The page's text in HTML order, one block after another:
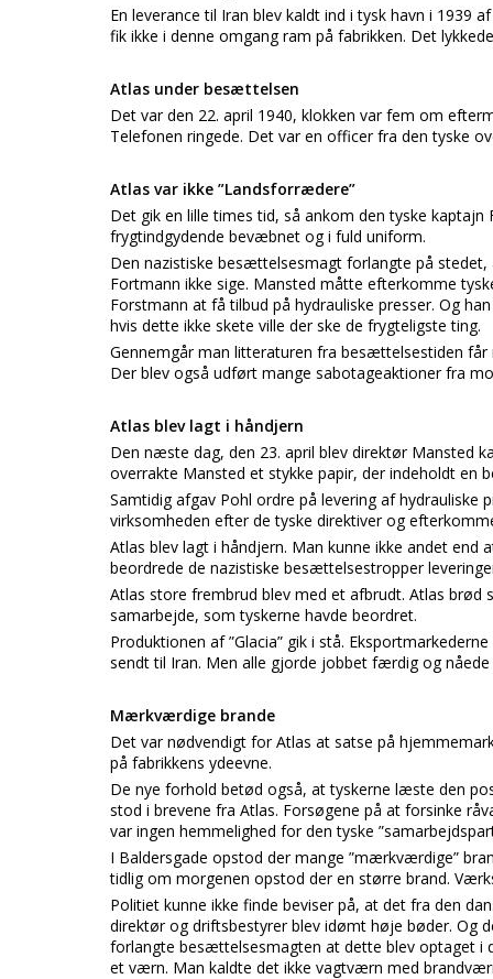
En leverance til Iran blev kaldt ind i tysk havn i 1939
fik ikke i denne omgang ram på fabrikken. Det
Atlas under besættelsen
Det var den 22. april 1940, klokken var fem om
Telefonen ringede. Det var en officer fra den tyske
Atlas var ikke ”Landsforrædere”
Det gik en lille times tid, så ankom den tyske
frygtindgydende bevæbnet og i fuld uniform.
Den nazistiske besættelsesmagt forlangte på
Fortmann ikke sige. Mansted måtte efterkomme
Forstmann at få tilbud på hydrauliske presser. Og
hvis dette ikke skete ville der ske de frygteligste ting.
Gennemgår man litteraturen fra besættelsestiden
Der blev også udført mange sabotageaktioner fra
Atlas blev lagt i håndjern
Den næste dag, den 23. april blev direktør Mansted
overrakte Mansted et stykke papir, der indeholdt en
Samtidig afgav Pohl ordre på levering af hydrauliske
virksomheden efter de tyske direktiver og
Atlas blev lagt i håndjern. Man kunne ikke andet
beordrede de nazistiske besættelsestropper
Atlas store frembrud blev med et afbrudt. Atlas brød
samarbejde, som tyskerne havde beordret.
Produktionen af ”Glacia” gik i stå.
sendt til Iran. Men alle gjorde jobbet færdig og
Mærkværdige brande
Det var nødvendigt for Atlas at satse på
på fabrikkens ydeevne.
De nye forhold betød også, at tyskerne læste den
stod i brevene fra Atlas. Forsøgene på at forsinke
var ingen hemmelighed for den tyske
I Baldersgade opstod der mange ”mærkværdige”
tidlig om morgenen opstod der en større brand.
Politiet kunne ikke finde beviser på, at det fra den
direktør og driftsbestyrer blev idømt høje bøder. Og
forlangte besættelsesmagten at dette blev optaget i
et værn. Man kaldte det ikke vagtværn med